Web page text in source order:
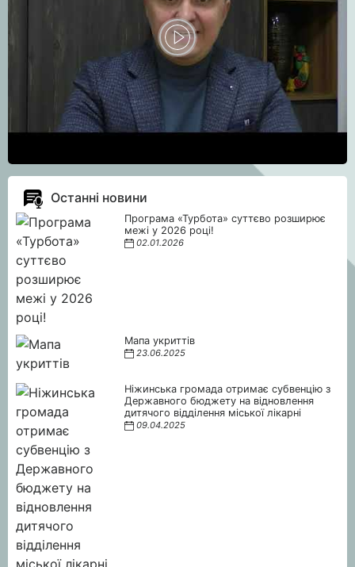
Останні новини
Програма «Турбота» суттєво розширює
межі у 2026 році!
02.01.2026
Мапа укриттів
23.06.2025
Ніжинська громада отримає субвенцію з
Державного бюджету на відновлення
дитячого відділення міської лікарні
09.04.2025